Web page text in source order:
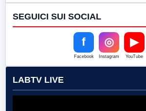
SEGUICI SUI SOCIAL
f
Facebook
◎
Instagram
▶
YouTube
LABTV LIVE